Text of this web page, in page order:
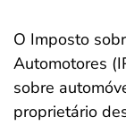
O Imposto
Automotores
sobre
proprietário